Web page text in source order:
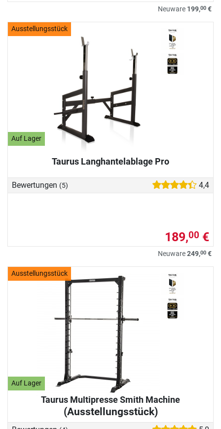
Neuware 199,00 €
Ausstellungsstück
Auf Lager
Taurus Langhantelablage Pro
Bewertungen (5) 4,4
189,00 €
Neuware249,00 €
Ausstellungsstück
Auf Lager
Taurus Multipresse Smith Machine
(Ausstellungsstück)